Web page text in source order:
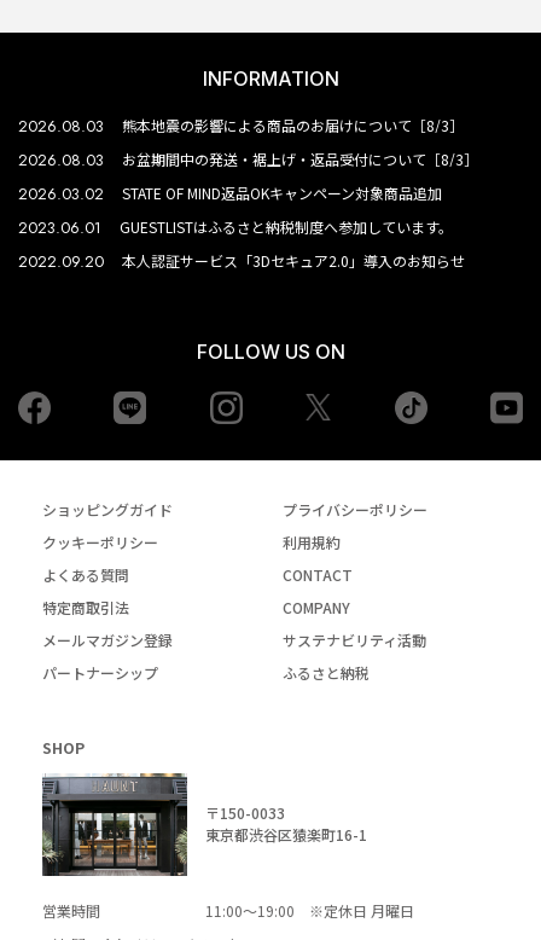
INFORMATION
2026.08.03 熊本地震の影響による商品のお届けについて［8/3］
2026.08.03 お盆期間中の発送・裾上げ・返品受付について［8/3］
2026.03.02 STATE OF MIND返品OKキャンペーン対象商品追加
2023.06.01 GUESTLISTはふるさと納税制度へ参加しています。
2022.09.20 本人認証サービス「3Dセキュア2.0」導入のお知らせ
FOLLOW US ON
Facebook Instagram tiktok
ショッピングガイド
プライバシーポリシー
クッキーポリシー
利用規約
よくある質問
CONTACT
特定商取引法
COMPANY
メールマガジン登録
サステナビリティ活動
パートナーシップ
ふるさと納税
SHOP
〒150-0033
東京都渋谷区猿楽町16-1
営業時間
11:00～19:00 ※定休日 月曜日